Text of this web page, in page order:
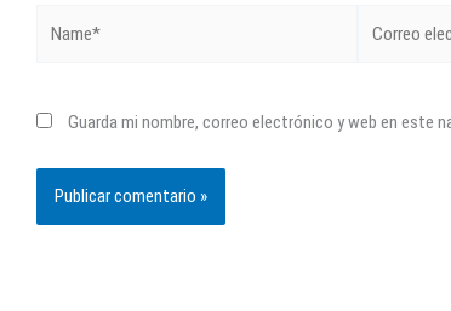
electrónico*
Guarda mi nombre, correo electrónico y web en este